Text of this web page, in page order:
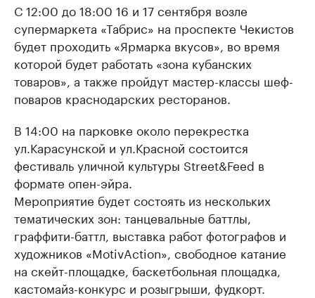
С 12:00 до 18:00 16 и 17 сентября возле
супермаркета «Табрис» на проспекте Чекистов
будет проходить «Ярмарка вкусов», во время
которой будет работать «зона кубанских
товаров», а также пройдут мастер-классы шеф-
поваров краснодарских ресторанов.
В 14:00 на парковке около перекрестка
ул.Карасунской и ул.Красной состоится
фестиваль уличной культуры Street&Feed в
формате опен-эйра.
Мероприятие будет состоять из нескольких
тематических зон: танцевальные баттлы,
граффити-баттл, выставка работ фотографов и
художников «MotivAction», свободное катание
на скейт-площадке, баскетбольная площадка,
кастомайз-конкурс и розыгрыши, фудкорт.